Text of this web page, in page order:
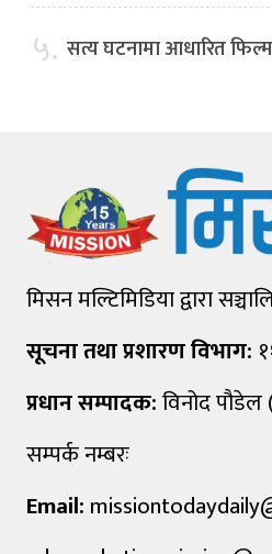
५. सत्य घटनामा आधारित फिल्म
मिसन मल्टिमिडिया द्वारा
सूचना तथा प्रशारण विभाग:
प्रधान सम्पादक:विनोद
सम्पर्क नम्बरः
Email: